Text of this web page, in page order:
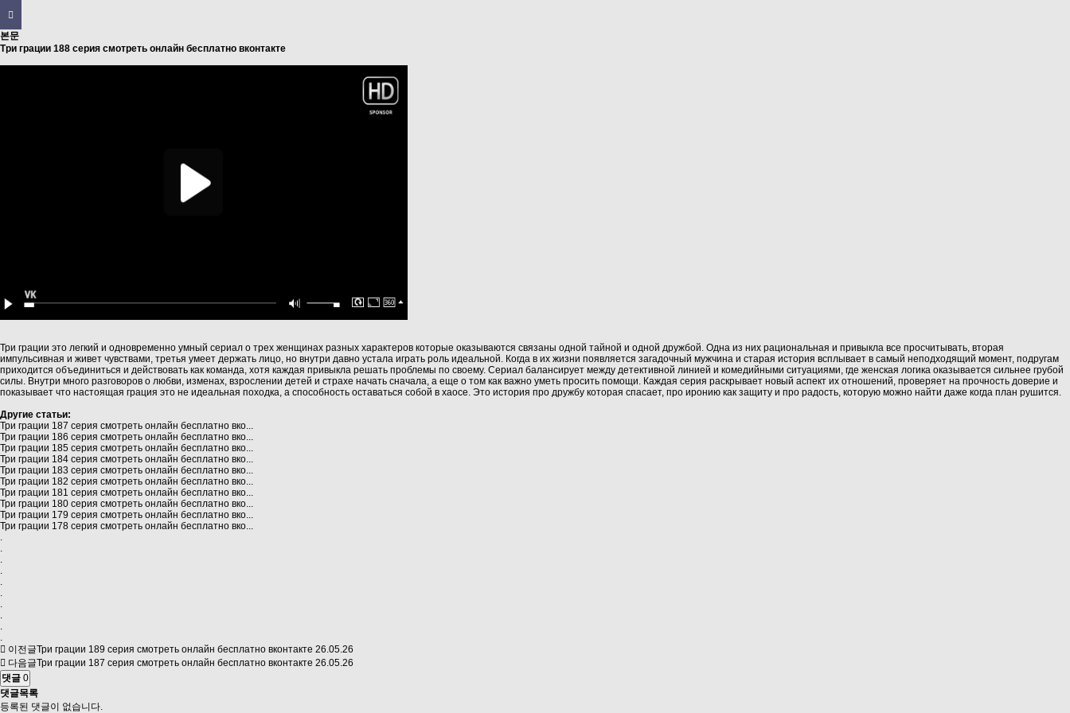
본문
Три грации 188 серия смотреть онлайн бесплатно вконтакте
Три грации это легкий и одновременно умный сериал о трех женщинах разных характеров которые оказываются связаны одной тайной и одной дружбой. Одна из них рациональная и привыкла все просчитывать, вторая
импульсивная и живет чувствами, третья умеет держать лицо, но внутри давно устала играть роль идеальной. Когда в их жизни появляется загадочный мужчина и старая история всплывает в самый неподходящий момент, подругам
приходится объединиться и действовать как команда, хотя каждая привыкла решать проблемы по своему. Сериал балансирует между детективной линией и комедийными ситуациями, где женская логика оказывается сильнее грубой
силы. Внутри много разговоров о любви, изменах, взрослении детей и страхе начать сначала, а еще о том как важно уметь просить помощи. Каждая серия раскрывает новый аспект их отношений, проверяет на прочность доверие и
показывает что настоящая грация это не идеальная походка, а способность оставаться собой в хаосе. Это история про дружбу которая спасает, про иронию как защиту и про радость, которую можно найти даже когда план рушится.
Другие статьи:
Три грации 187 серия смотреть онлайн бесплатно вко...
Три грации 186 серия смотреть онлайн бесплатно вко...
Три грации 185 серия смотреть онлайн бесплатно вко...
Три грации 184 серия смотреть онлайн бесплатно вко...
Три грации 183 серия смотреть онлайн бесплатно вко...
Три грации 182 серия смотреть онлайн бесплатно вко...
Три грации 181 серия смотреть онлайн бесплатно вко...
Три грации 180 серия смотреть онлайн бесплатно вко...
Три грации 179 серия смотреть онлайн бесплатно вко...
Три грации 178 серия смотреть онлайн бесплатно вко...
.
.
.
.
.
.
.
.
.
.
이전글Три грации 189 серия смотреть онлайн бесплатно вконтакте 26.05.26
다음글Три грации 187 серия смотреть онлайн бесплатно вконтакте 26.05.26
댓글 0
댓글목록
등록된 댓글이 없습니다.